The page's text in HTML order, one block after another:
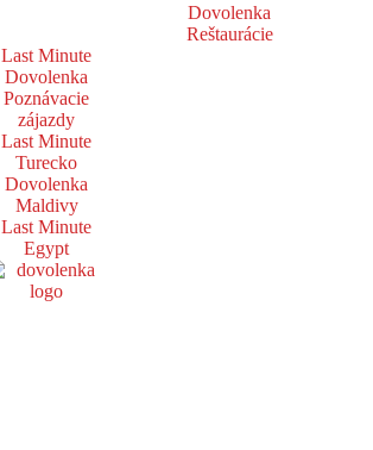
Dovolenka
Reštaurácie
Last Minute
Dovolenka
Poznávacie
zájazdy
Last Minute
Turecko
Dovolenka
Maldivy
Last Minute
Egypt